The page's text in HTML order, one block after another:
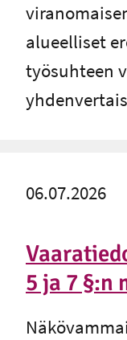
alueelliset
työsuhteen
5 ja 7 §:n
06.07.2026